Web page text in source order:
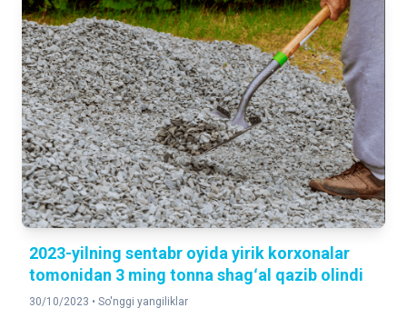
2023-yilning sentabr oyida yirik korxonalar
tomonidan 3 ming tonna shagʻal qazib olindi
30/10/2023 • So'nggi yangiliklar